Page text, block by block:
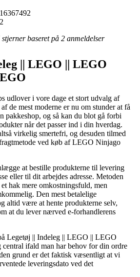
baseret på 2 anmeldelser
|| LEGO || LEGO
udlover i vore dage et stort udvalg af
de mest moderne er nu om stunder at få
pakkeshop, og så kan du blot gå forbi
når det passer ind i din hverdag.
virkelig smertefri, og desuden tilmed
ved køb af LEGO Ninjago
at bestille produkterne til levering
eller til dit arbejdes adresse. Metoden
hak mere omkostningsfuld, men
Den mest betalelige
altid være at hente produkterne selv,
at du lever nærved e-forhandlerens
Legetøj || Indeleg || LEGO || LEGO
ifald man har behov for din ordre
grund er det faktisk væsentligt at vi
leveringsdato ved det